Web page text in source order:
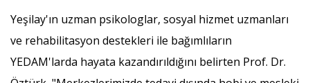
Yeşilay'ın uzman psikologlar, sosyal hizmet uzmanları
ve rehabilitasyon destekleri ile bağımlıların
YEDAM'larda hayata kazandırıldığını belirten Prof. Dr.